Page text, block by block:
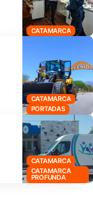
CATAMARCA
CATAMARCA
PORTADAS
CATAMARCA
CATAMARCA
PROFUNDA